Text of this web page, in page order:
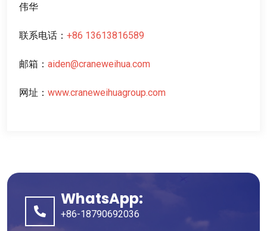
伟华
联系电话 ： +86 13613816589
邮箱 ： aiden@craneweihua.com
网址 ： www.craneweihuagroup.com
WhatsApp:
+86-18790692036